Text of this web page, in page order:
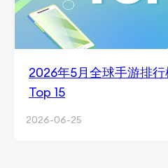
2026年5月全球手游排
Top 15
2026-06-25